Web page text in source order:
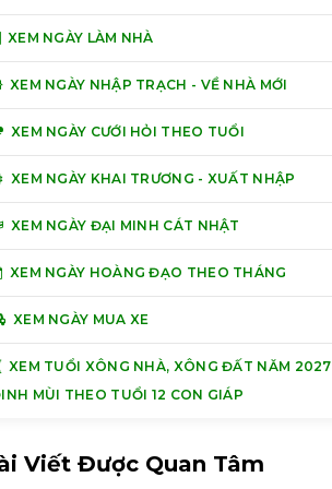
XEM NGÀY LÀM NHÀ
XEM NGÀY NHẬP TRẠCH - VỀ NHÀ MỚI
XEM NGÀY CƯỚI HỎI THEO TUỔI
XEM NGÀY KHAI TRƯƠNG - XUẤT NHẬP
XEM NGÀY ĐẠI MINH CÁT NHẬT
XEM NGÀY HOÀNG ĐẠO THEO THÁNG
XEM NGÀY MUA XE
XEM TUỔI XÔNG NHÀ, XÔNG ĐẤT NĂM 2027
MÙI THEO TUỔI 12 CON GIÁP
Viết Được Quan Tâm